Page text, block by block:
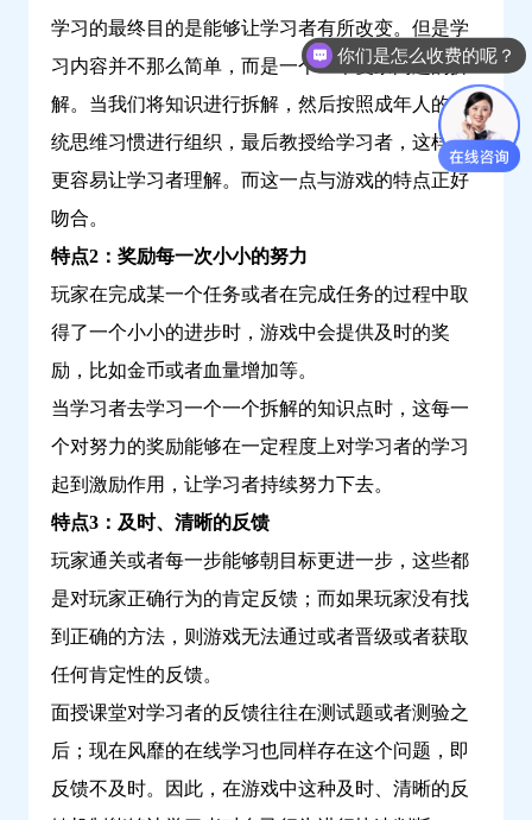
学习的最终目的是能够让学习者有所改变。但是学
习内容并不那么简单，而是一个一个复杂问题的拆
解。当我们将知识进行拆解，然后按照成年人的系
统思维习惯进行组织，最后教授给学习者，这样才
更容易让学习者理解。而这一点与游戏的特点正好
吻合。
特点2：奖励每一次小小的努力
玩家在完成某一个任务或者在完成任务的过程中取
得了一个小小的进步时，游戏中会提供及时的奖
励，比如金币或者血量增加等。
当学习者去学习一个一个拆解的知识点时，这每一
个对努力的奖励能够在一定程度上对学习者的学习
起到激励作用，让学习者持续努力下去。
特点3：及时、清晰的反馈
玩家通关或者每一步能够朝目标更进一步，这些都
是对玩家正确行为的肯定反馈；而如果玩家没有找
到正确的方法，则游戏无法通过或者晋级或者获取
任何肯定性的反馈。
面授课堂对学习者的反馈往往在测试题或者测验之
后；现在风靡的在线学习也同样存在这个问题，即
反馈不及时。因此，在游戏中这种及时、清晰的反
你们是怎么收费的呢？